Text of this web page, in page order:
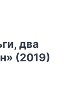
два
(2019)